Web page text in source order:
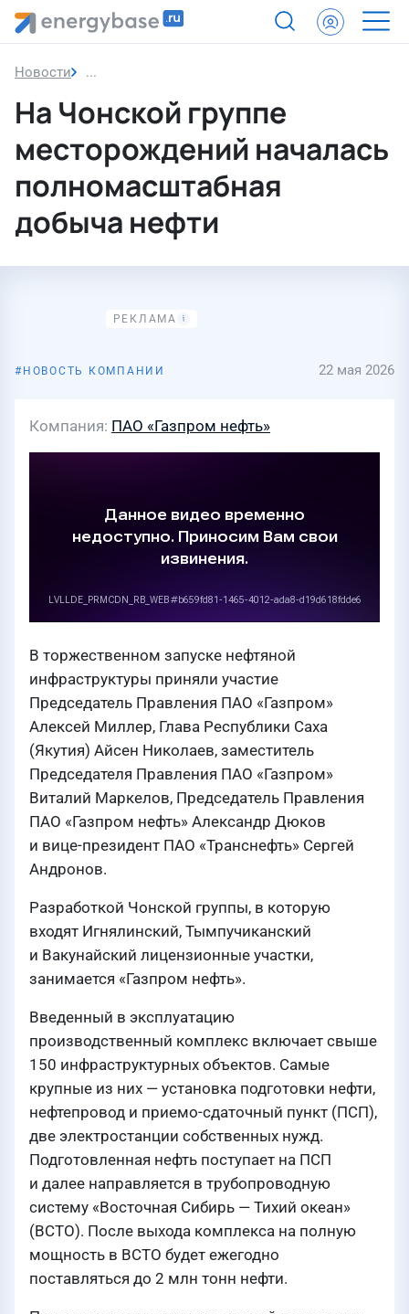
Новости На Чонской группе месторождений началась
На Чонской группе
месторождений началась
полномасштабная
добыча нефти
НОВОСТЬ КОМПАНИИ 22 мая 2026
Компания ПАО «Газпром нефть»
В торжественном запуске нефтяной
инфраструктуры приняли участие
Председатель Правления ПАО «Газпром»
Алексей Миллер, Глава Республики Саха
(Якутия) Айсен Николаев, заместитель
Председателя Правления ПАО «Газпром»
Виталий Маркелов, Председатель Правления
ПАО «Газпром нефть» Александр Дюков
и вице-президент ПАО «Транснефть» Сергей
Андронов.
Разработкой Чонской группы, в которую
входят Игнялинский, Тымпучиканский
и Вакунайский лицензионные участки,
занимается «Газпром нефть».
Введенный в эксплуатацию
производственный комплекс включает свыше
150 инфраструктурных объектов. Самые
крупные из них — установка подготовки нефти,
нефтепровод и приемо-сдаточный пункт (ПСП),
две электростанции собственных нужд.
Подготовленная нефть поступает на ПСП
и далее направляется в трубопроводную
систему «Восточная Сибирь — Тихий океан»
(ВСТО). После выхода комплекса на полную
мощность в ВСТО будет ежегодно
поставляться до 2 млн тонн нефти.